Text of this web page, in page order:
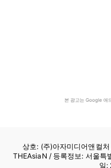
본 광고는 Google 애
상호: (주)아자미디어앤컬
THEAsiaN / 등록정보: 서울특
일: